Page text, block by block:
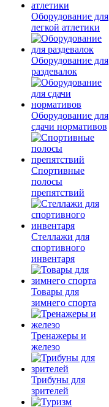
Оборудование для
легкой атлетики
Оборудование для
раздевалок
Оборудование для
сдачи нормативов
Спортивные
полосы
препятствий
Стеллажи для
спортивного
инвентаря
Товары для
зимнего спорта
Тренажеры и
железо
Трибуны для
зрителей